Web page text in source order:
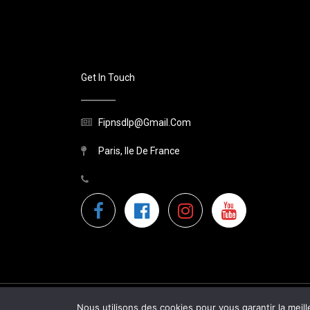
Get In Touch
Fipnsdlp@gmail.com
Paris, Ile De France
Nous utilisons des cookies pour vous garantir la